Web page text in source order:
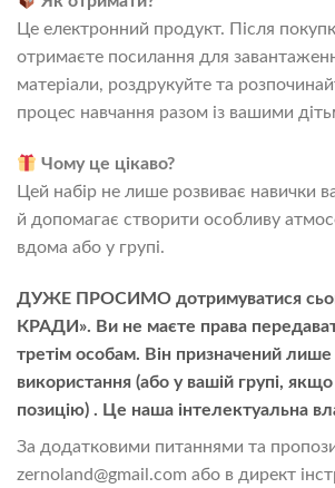
Це електронний продукт. Після
отримаєте посилання для
матеріали, роздрукуйте та
процес навчання разом із вашими
Чому це цікаво?
Цей набір не лише розвиває навички
й допомагає створити особливу
вдома або у групі.
ДУЖЕ ПРОСИМО дотримуватися
КРАДИ». Ви не маєте права
третім особам. Він призначений
використання (або у вашій групі,
позицію) . Це наша інтелектуальна
За додатковими питаннями та
zernoland@gmail.com або в директ